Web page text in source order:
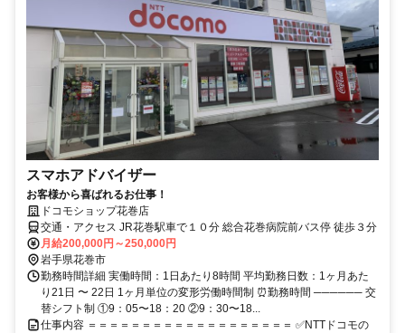
スマホアドバイザー
お客様から喜ばれるお仕事！
ドコモショップ花巻店
交通・アクセス JR花巻駅車で１０分 総合花巻病院前バス停 徒歩３分
月給200,000円～250,000円
岩手県花巻市
勤務時間詳細 実働時間：1日あたり8時間 平均勤務日数：1ヶ月あた
り21日 〜 22日 1ヶ月単位の変形労働時間制 ⏰勤務時間 ────── 交
替シフト制 ①9：05〜18：20 ②9：30〜18...
仕事内容 ＝＝＝＝＝＝＝＝＝＝＝＝＝＝＝＝＝＝＝ ✅NTTドコモの